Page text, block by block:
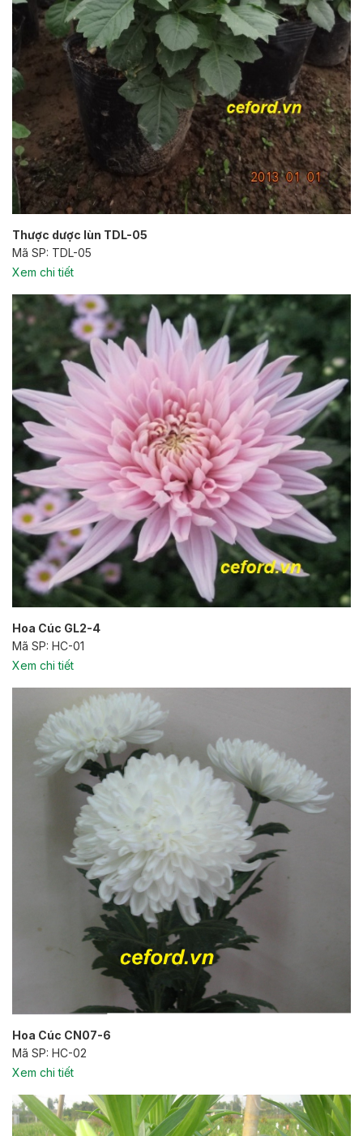
Thược dược lùn TDL-05
Mã SP: TDL-05
Xem chi tiết
Hoa Cúc GL2-4
Mã SP: HC-01
Xem chi tiết
Hoa Cúc CN07-6
Mã SP: HC-02
Xem chi tiết